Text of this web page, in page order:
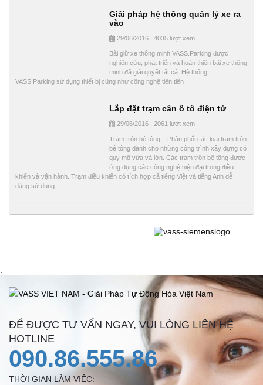
Giải pháp hệ thống quản lý xe ra
vào
29/06/2016 | 4035 lượt xem
Bãi giữ xe thông minh VASS.Parking được
nghiên cứu, phát triển và hoàn thiện bãi xe thông
minh đã giải quyết tất cả .Hệ thống
VASS.Parking sử dụng thiết bị cũng như công nghệ tiên tiến
Lắp đặt trạm cân ô tô điện tử
29/06/2016 | 2061 lượt xem
Trạm trộn bê tông – Phân phối các loại trạm trộn
bê tông dành cho những công trình xây dựng có
quy mô vừa và lớn. Các trạm trộn bê tông được
ứng dụng các công nghệ hiện đại trong điều
khiển và vận hành. Trạm điều khiển có tích hợp cả tiếng Việt và tiếng Anh dễ
dàng sử dụng.
ĐỂ ĐƯỢC TƯ VẤN NGAY, VUI LÒNG LIÊN HỆ
HOTLINE
090.86.555.86
THỜI GIAN LÀM VIỆC: